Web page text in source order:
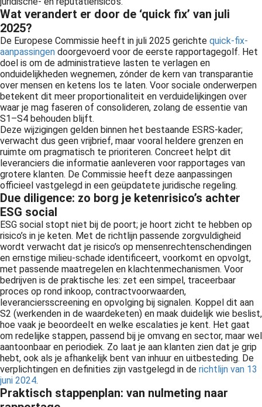
Wat verandert er door de ‘quick fix’ van juli
2025?
De Europese Commissie heeft in juli 2025 gerichte quick-fix-
aanpassingen doorgevoerd voor de eerste rapportagegolf. Het
doel is om de administratieve lasten te verlagen en
onduidelijkheden wegnemen, zónder de kern van transparantie
over mensen en ketens los te laten. Voor sociale onderwerpen
betekent dit meer proportionaliteit en verduidelijkingen over
waar je mag faseren of consolideren, zolang de essentie van
S1–S4 behouden blijft.
Deze wijzigingen gelden binnen het bestaande ESRS-kader;
verwacht dus geen vrijbrief, maar vooral heldere grenzen en
ruimte om pragmatisch te prioriteren. Concreet helpt dit
leveranciers die informatie aanleveren voor rapportages van
grotere klanten. De Commissie heeft deze aanpassingen
officieel vastgelegd in een geüpdatete juridische regeling.
Due diligence: zo borg je ketenrisico’s achter
ESG social
ESG social stopt niet bij de poort; je hoort zicht te hebben op
risico’s in je keten. Met de richtlijn passende zorgvuldigheid
wordt verwacht dat je risico’s op mensenrechtenschendingen
en ernstige milieu-schade identificeert, voorkomt en opvolgt,
met passende maatregelen en klachtenmechanismen. Voor
bedrijven is de praktische les: zet een simpel, traceerbaar
proces op rond inkoop, contractvoorwaarden,
leveranciersscreening en opvolging bij signalen. Koppel dit aan
S2 (werkenden in de waardeketen) en maak duidelijk wie beslist,
hoe vaak je beoordeelt en welke escalaties je kent. Het gaat
om redelijke stappen, passend bij je omvang en sector, maar wel
aantoonbaar en periodiek. Zo laat je aan klanten zien dat je grip
hebt, ook als je afhankelijk bent van inhuur en uitbesteding. De
verplichtingen en definities zijn vastgelegd in de richtlijn van 13
juni 2024.
Praktisch stappenplan: van nulmeting naar